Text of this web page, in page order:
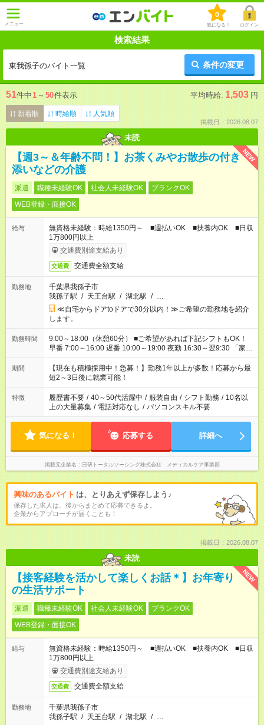
メニュー
0
気になる！ ログイン
検索結果
東我孫子のバイト一覧 条件の変更
51件中1 ～ 50件表示 平均時給: 1,503 円
新着順 時給順 人気順
掲載日：2026.08.07
未読
NEW
【週3～＆年齢不問！】お茶くみやお散歩の付き
添いなどの介護
派遣 職種未経験OK 社会人未経験OK
ブランクOK
WEB登録・面接OK
給与
無資格未経験：時給1350円～ ■週払いOK ■扶養内OK ■日収
1万800円以上
交通費別途支給あり
交通費 交通費全額支給
勤務地
千葉県我孫子市
我孫子駅 / 天王台駅 / 湖北駅 / …
≪自宅からドアtoドアで30分以内！≫ご希望の勤務地を紹介
します。
勤務時間
9:00～18:00（休憩60分） ■ご希望があれば下記シフトもOK！
早番 7:00～16:00 遅番 10:00～19:00 夜勤 16:30～翌9:30 「家族
と休みを合わせたい」 「余裕を持って夕飯の準備がしたい」
「できれば残業はしたくない」 など、ご希望を教えてください
ね。 ※Wワーク希望の方へ 今ご覧のお仕事で希望する勤務時間
と、もう1つのお仕事の勤務時間。 合計で週40時間を超える場
合は応募できません。
期間
【現在も積極採用中！急募！】勤務1年以上が多数！応募から最
短2～3日後に就業可能！
特徴 履歴書不要 / 40～50代活躍中 / 服装自由 / シフト勤務 / 10名以
上の大量募集 / 電話対応なし / パソコンスキル不要
気になる！ 応募する 詳細へ
掲載元企業名 日研トータルソーシング株式会社 メディカルケア事業部
興味のあるバイト は、とりあえず保存しよう♪
保存した求人は、後からまとめて応募できるよ。
企業からアプローチが届くことも！
掲載日：2026.08.07
未読
NEW
【接客経験を活かして楽しくお話＊】お年寄り
の生活サポート
派遣 職種未経験OK 社会人未経験OK
ブランクOK
WEB登録・面接OK
給与
無資格未経験：時給1350円～ ■週払いOK ■扶養内OK ■日収
1万800円以上
交通費別途支給あり
交通費 交通費全額支給
勤務地
千葉県我孫子市
我孫子駅 / 天王台駅 / 湖北駅 / …